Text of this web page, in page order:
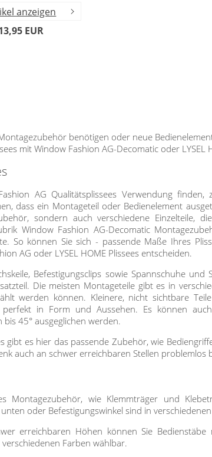
anzeigen
EUR
benötigen oder neue
mit Window Fashion AG-Decomatic oder LYSEL
AG Qualitätsplissees Verwendung finden,
dass ein Montageteil oder Bedienelement
sondern auch verschiedene Einzelteile,
Window Fashion AG-Decomatic
So können Sie sich - passende Maße Ihres
AG oder LYSEL HOME Plissees entscheiden.
Befestigungsclips sowie Spannschuhe und
Die meisten Montageteile gibt es in
werden können. Kleinere, nicht sichtbare
in Form und Aussehen. Es können auch
45° ausgeglichen werden.
es hier das passende Zubehör, wie
auch an schwer erreichbaren Stellen problemlos
Montagezubehör, wie Klemmträger und
oder Befestigungswinkel sind in
erreichbaren Höhen können Sie
Farben wählbar.